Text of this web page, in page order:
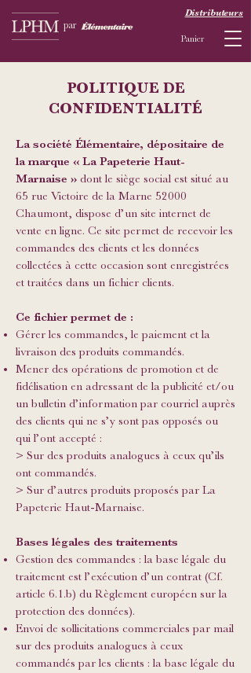
par
Panier
Distributeurs
POLITIQUE DE
CONFIDENTIALITÉ
La société Élémentaire, dépositaire de
la marque « La Papeterie Haut-
Marnaise » dont le siège social est situé au
65 rue Victoire de la Marne 52000
Chaumont, dispose d’un site internet de
vente en ligne. Ce site permet de recevoir les
commandes des clients et les données
collectées à cette occasion sont enregistrées
et traitées dans un fichier clients.
Ce fichier permet de :
Gérer les commandes, le paiement et la
livraison des produits commandés.
Mener des opérations de promotion et de
fidélisation en adressant de la publicité et/ou
un bulletin d’information par courriel auprès
des clients qui ne s’y sont pas opposés ou
qui l’ont accepté :
> Sur des produits analogues à ceux qu’ils
ont commandés.
> Sur d’autres produits proposés par La
Papeterie Haut-Marnaise.
Bases légales des traitements
Gestion des commandes : la base légale du
traitement est l’exécution d’un contrat (Cf.
article 6.1.b) du Règlement européen sur la
protection des données).
Envoi de sollicitations commerciales par mail
sur des produits analogues à ceux
commandés par les clients : la base légale du